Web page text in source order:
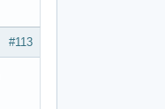
#113